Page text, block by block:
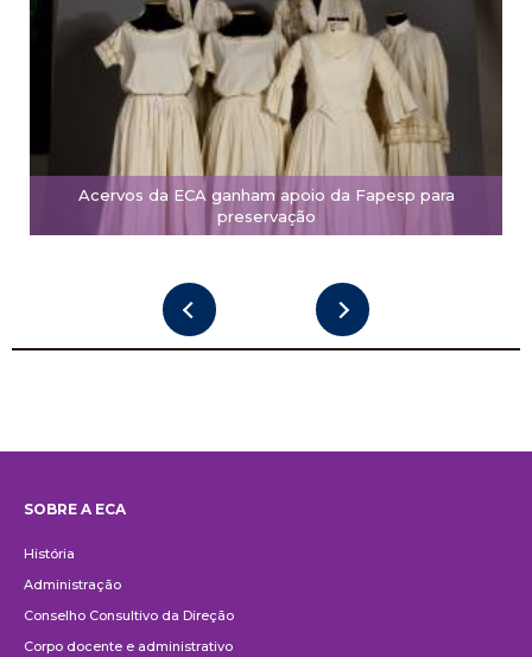
Acervos da ECA ganham apoio da Fapesp para
preservação
SOBRE A ECA
História
Administração
Conselho Consultivo da Direção
Corpo docente e administrativo